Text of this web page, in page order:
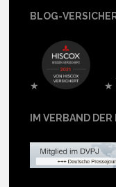
BLOG-
★ ★
IM VERBAND